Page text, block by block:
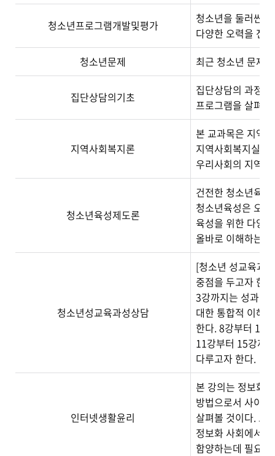
청소년프로그램개발및평가
청소년을 둘러싼
다양한 오력을 전
청소년문제
최근 청소년 문제
집단상담의기초
집단상담의 과정
프로그램을 살펴
지역사회복지론
본 교과목은 지역
지역사회복지실천
우리사회의 지역
청소년육성제도론
건전한 청소년육
청소년육성은 오
육성을 위한 다양
올바로 이해하는
청소년성교육과성상담
[청소년 성교육과
중점을 두고자 한
3강까지는 성과 청
대한 통합적 이해
한다. 8강부터 10
11강부터 15강까
다루고자 한다.
인터넷생활윤리
본 강의는 정보화
방법으로서 사이
살펴볼 것이다. 또
정보화 사회에서
함양하는데 필요